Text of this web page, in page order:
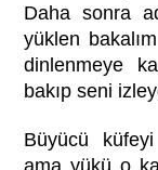
Daha sonra
yüklen
dinlenmeye
bakıp seni
Büyücü